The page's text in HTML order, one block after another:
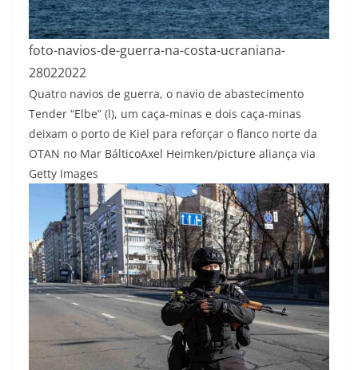
foto-navios-de-guerra-na-costa-ucraniana-
28022022
Quatro navios de guerra, o navio de abastecimento
Tender “Elbe” (l), um caça-minas e dois caça-minas
deixam o porto de Kiel para reforçar o flanco norte da
OTAN no Mar BálticoAxel Heimken/picture aliança via
Getty Images